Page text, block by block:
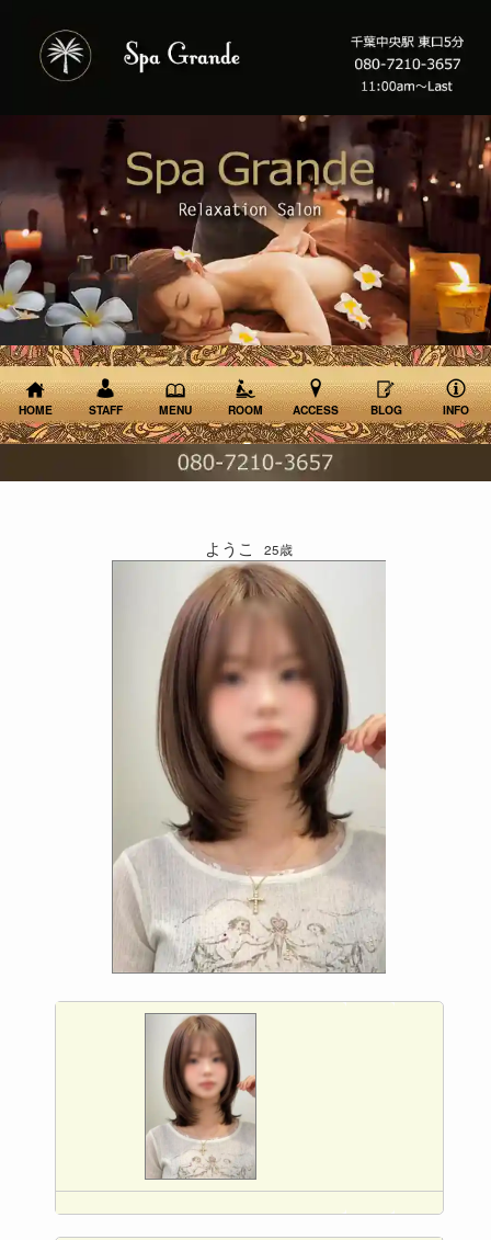
HOME STAFF MENU ROOM ACCESS BLOG INFO
ようこ 25歳